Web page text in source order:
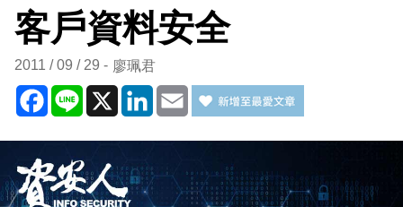
客戶資料安全
2011 / 09 / 29 廖珮君
Facebook
Line X LinkedIn
Email